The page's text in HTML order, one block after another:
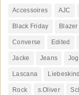
Accessoires AJC
Black Friday Blazer
Converse Edited
Jacke Jeans
Lascana
Rock s.Oliver